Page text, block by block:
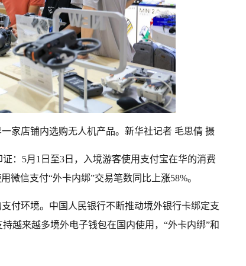
家店铺内选购无人机产品。新华社记者 毛思倩 摄
：5月1日至3日，入境游客使用支付宝在华的消费
微信支付“外卡内绑”交易笔数同比上涨58%。
付环境。中国人民银行不断推动境外银行卡绑定支
越来越多境外电子钱包在国内使用，“外卡内绑”和